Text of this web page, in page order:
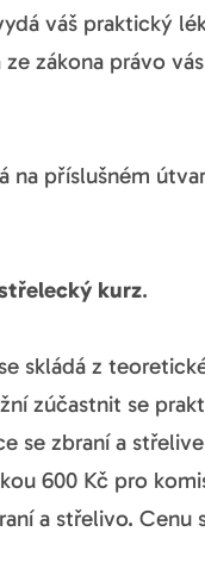
váš praktický
zákona právo
na příslušném
kurz.
skládá z
zúčastnit se
se zbraní a
600 Kč pro
a střelivo. Cenu